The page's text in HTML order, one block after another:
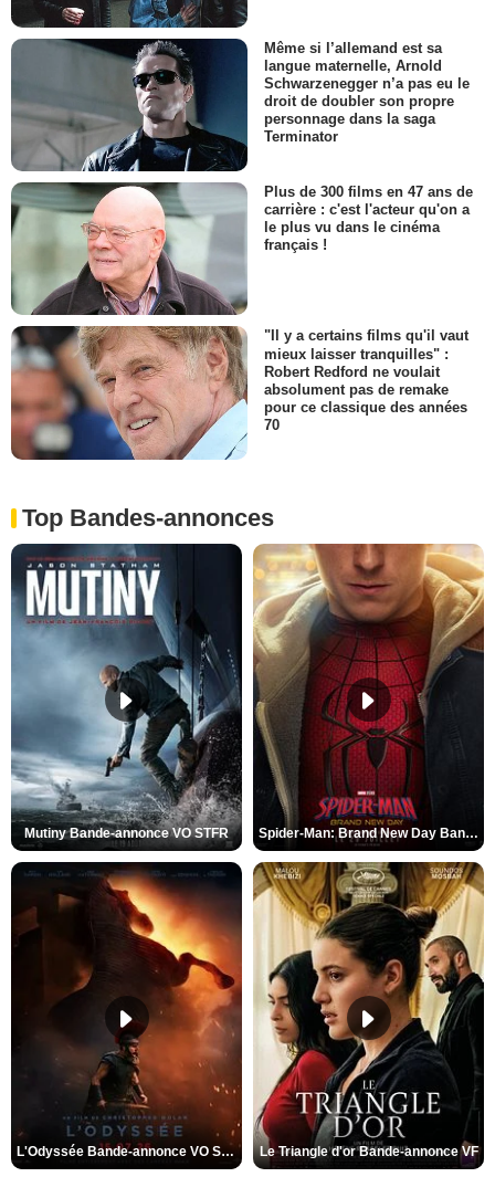
Même si l’allemand est sa
langue maternelle, Arnold
Schwarzenegger n’a pas eu le
droit de doubler son propre
personnage dans la saga
Terminator
Plus de 300 films en 47 ans de
carrière : c'est l'acteur qu'on a
le plus vu dans le cinéma
français !
"Il y a certains films qu'il vaut
mieux laisser tranquilles" :
Robert Redford ne voulait
absolument pas de remake
pour ce classique des années
70
Top Bandes-annonces
Mutiny Bande-annonce VO STFR Spider-Man: Brand New Day Bande-annonce VO STFR
L'Odyssée Bande-annonce VO STFR Le Triangle d'or Bande-annonce VF